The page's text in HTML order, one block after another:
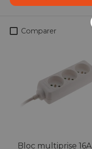
Comparer
Bloc multiprise 16A